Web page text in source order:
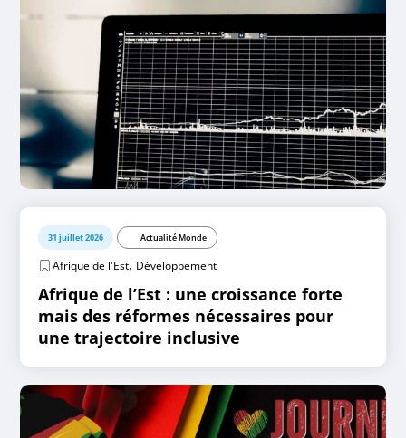
31 juillet 2026 Actualité Monde
Afrique de l'Est, Développement
Afrique de l’Est : une croissance forte
mais des réformes nécessaires pour
une trajectoire inclusive